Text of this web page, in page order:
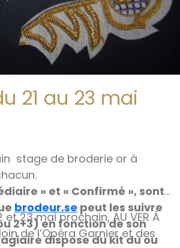
21 au 23 mai
stage de broderie or à
» et « Confirmé », sont
brodeur.se peut les suivre
2+3) en fonction de son
dispose du kit du ou
23 mai prochain, AU VER À
de l’Opéra Garnier et des